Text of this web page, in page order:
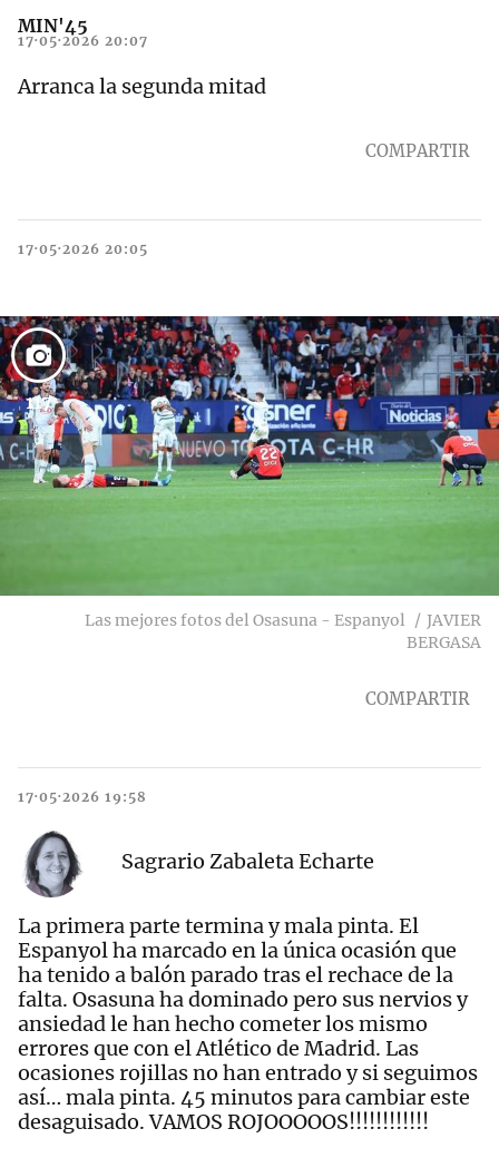
MIN'45
17·05·2026 20:07
Arranca la segunda mitad
COMPARTIR
17·05·2026 20:05
117
Las mejores fotos del Osasuna - Espanyol
JAVIER
BERGASA
COMPARTIR
17·05·2026 19:58
Sagrario Zabaleta Echarte
La primera parte termina y mala pinta. El
Espanyol ha marcado en la única ocasión que
ha tenido a balón parado tras el rechace de la
falta. Osasuna ha dominado pero sus nervios y
ansiedad le han hecho cometer los mismo
errores que con el Atlético de Madrid. Las
ocasiones rojillas no han entrado y si seguimos
así… mala pinta. 45 minutos para cambiar este
desaguisado. VAMOS ROJOOOOOS!!!!!!!!!!!!